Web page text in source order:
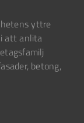
yttre
att anlita
betong,